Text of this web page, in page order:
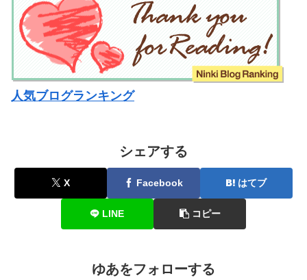
人気ブログランキング
シェアする
X Facebook はてブ
LINE コピー
ゆあをフォローする